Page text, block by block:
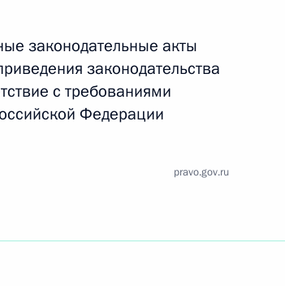
принятия
законодательные акты
законодательства
с требованиями
Федерации
pravo.gov.ru